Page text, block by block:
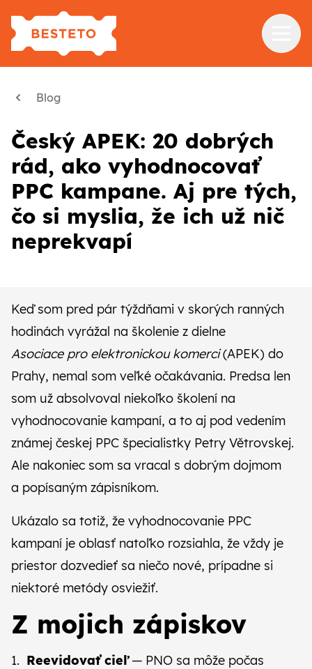
Referencie
Blog
O nás
Kontakt
CZ SK
Blog
Český APEK: 20 dobrých
rád, ako vyhodnocovať
PPC kampane. Aj pre tých,
čo si myslia, že ich už nič
neprekvapí
Keď som pred pár týždňami v skorých ranných
hodinách vyrážal na školenie z dielne
Asociace pro elektronickou komerci(APEK) do
Prahy, nemal som veľké očakávania. Predsa len
som už absolvoval niekoľko školení na
vyhodnocovanie kampaní, a to aj pod vedením
známej českej PPC špecialistky Petry Větrovskej.
Ale nakoniec som sa vracal s dobrým dojmom
a popísaným zápisníkom.
Ukázalo sa totiž, že vyhodnocovanie PPC
kampaní je oblasť natoľko rozsiahla, že vždy je
priestor dozvedieť sa niečo nové, prípadne si
niektoré metódy osviežiť.
Z mojich zápiskov
1. Reevidovať cieľ— PNO sa môže počas